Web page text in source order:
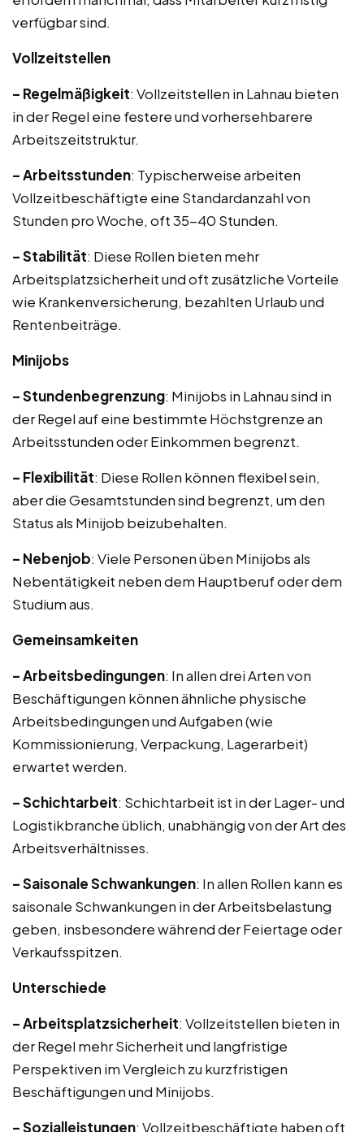
verfügbar sind.
Vollzeitstellen
– Regelmäßigkeit: Vollzeitstellen in Lahnau bieten
in der Regel eine festere und vorhersehbarere
Arbeitszeitstruktur.
– Arbeitsstunden: Typischerweise arbeiten
Vollzeitbeschäftigte eine Standardanzahl von
Stunden pro Woche, oft 35-40 Stunden.
– Stabilität: Diese Rollen bieten mehr
Arbeitsplatzsicherheit und oft zusätzliche Vorteile
wie Krankenversicherung, bezahlten Urlaub und
Rentenbeiträge.
Minijobs
– Stundenbegrenzung: Minijobs in Lahnau sind in
der Regel auf eine bestimmte Höchstgrenze an
Arbeitsstunden oder Einkommen begrenzt.
– Flexibilität: Diese Rollen können flexibel sein,
aber die Gesamtstunden sind begrenzt, um den
Status als Minijob beizubehalten.
– Nebenjob: Viele Personen üben Minijobs als
Nebentätigkeit neben dem Hauptberuf oder dem
Studium aus.
Gemeinsamkeiten
– Arbeitsbedingungen: In allen drei Arten von
Beschäftigungen können ähnliche physische
Arbeitsbedingungen und Aufgaben (wie
Kommissionierung, Verpackung, Lagerarbeit)
erwartet werden.
– Schichtarbeit: Schichtarbeit ist in der Lager- und
Logistikbranche üblich, unabhängig von der Art des
Arbeitsverhältnisses.
– Saisonale Schwankungen: In allen Rollen kann es
saisonale Schwankungen in der Arbeitsbelastung
geben, insbesondere während der Feiertage oder
Verkaufsspitzen.
Unterschiede
– Arbeitsplatzsicherheit: Vollzeitstellen bieten in
der Regel mehr Sicherheit und langfristige
Perspektiven im Vergleich zu kurzfristigen
Beschäftigungen und Minijobs.
– Sozialleistungen: Vollzeitbeschäftigte haben oft